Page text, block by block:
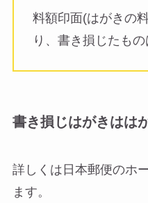
料額印面(はがきの
り、書き損じたもの
書き損じはがきはは
詳しくは日本郵便のホ
ます。